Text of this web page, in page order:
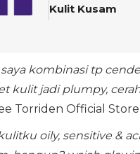
Kulit Kusam
kombinasi tp
kulit jadi plumpy,
Torriden Official Store.
oily, sensitive &